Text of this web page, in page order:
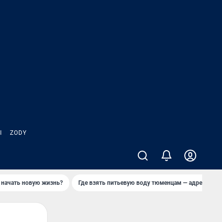
ZODY
начать новую жизнь? Где взять питьевую воду тюменцам — адреса